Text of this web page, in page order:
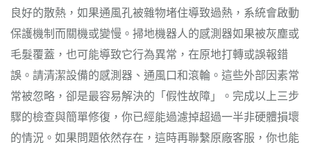
良好的散熱，如果通風孔被雜物堵住導致過熱，系統會啟動
保護機制而關機或變慢。掃地機器人的感測器如果被灰塵或
毛髮覆蓋，也可能導致它行為異常，在原地打轉或誤報錯
誤。請清潔設備的感測器、通風口和滾輪。這些外部因素常
常被忽略，卻是最容易解決的「假性故障」。完成以上三步
驟的檢查與簡單修復，你已經能過濾掉超過一半非硬體損壞
的情況。如果問題依然存在，這時再聯繫原廠客服，你也能